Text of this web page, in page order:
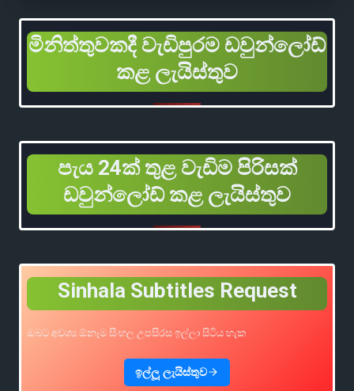
මිනිත්තුවකදී වැඩිපුරම ඩවුන්ලෝඩ්
කළ ලැයිස්තුව
පැය 24ක් තුළ වැඩිම පිරිසක්
ඩවුන්ලෝඩ් කළ ලැයිස්තුව
Sinhala Subtitles Request
ඔබට අවශ්‍ය ඕනෑම සිංහල උපසිරස ඉල්ලා සිටිය හැක
ඉල්ලූ ලැයිස්තුව